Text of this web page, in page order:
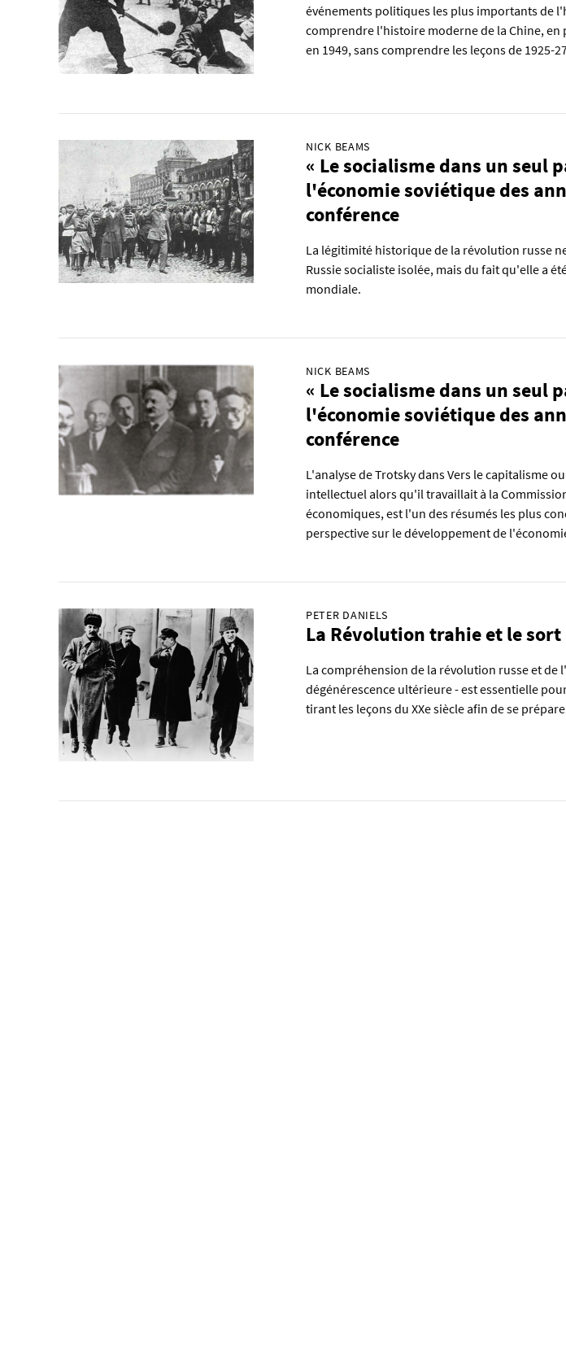
événements politiques les plus importants de
comprendre l'histoire moderne de la Chine,
en 1949, sans comprendre les leçons de 1925-
NICK BEAMS
« Le socialisme dans un seul
l'économie soviétique des
conférence
La légitimité historique de la révolution russe
Russie socialiste isolée, mais du fait qu'elle a
mondiale.
NICK BEAMS
« Le socialisme dans un seul
l'économie soviétique des
conférence
L'analyse de Trotsky dans Vers le capitalisme
intellectuel alors qu'il travaillait à la
économiques, est l'un des résumés les plus
perspective sur le développement de
PETER DANIELS
La Révolution trahie et le
La compréhension de la révolution russe et de
dégénérescence ultérieure - est essentielle
tirant les leçons du XXe siècle afin de se